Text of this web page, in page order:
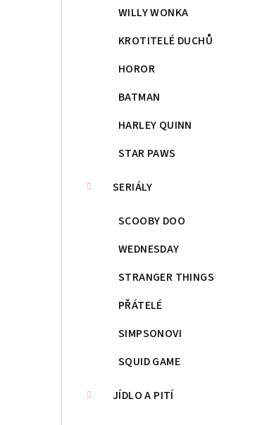
WILLY WONKA
KROTITELÉ DUCHŮ
HOROR
BATMAN
HARLEY QUINN
STAR PAWS
SERIÁLY
SCOOBY DOO
WEDNESDAY
STRANGER THINGS
PŘÁTELÉ
SIMPSONOVI
SQUID GAME
JÍDLO A PITÍ